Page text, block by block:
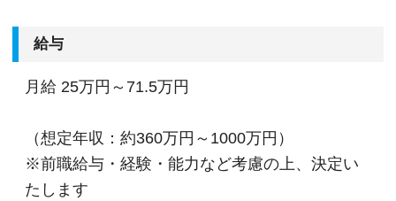
あらゆる業種・分野での案件を経験することがで
■新宿ミライナタワー事務所のほか、日本全国に
ん、Iターン、Uターンご希望の方も歓迎です。ま
たご家族の転勤や介護によって勤務地の移動申請
ができます。
給与
月給 25万円～71.5万円
（想定年収：約360万円～1000万円）
※前職給与・経験・能力など考慮の上、決定い
たします